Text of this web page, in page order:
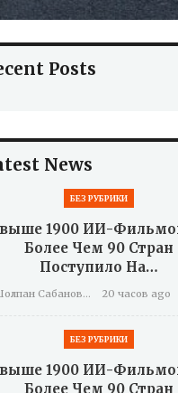
Posts
News
БЕЗ РУБРИКИ
1900 ИИ-
Более Чем 90 Стран
Поступило На…
Шолпан Сабанова 20 часов ago
БЕЗ РУБРИКИ
1900 ИИ-
Более Чем 90 Стран